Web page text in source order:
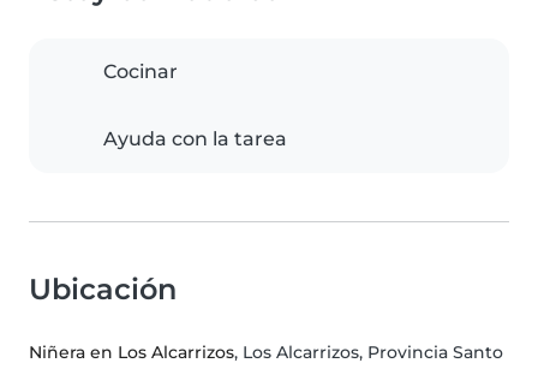
Cocinar
Ayuda con la tarea
Ubicación
Niñera en Los Alcarrizos, Los Alcarrizos, Provincia Santo